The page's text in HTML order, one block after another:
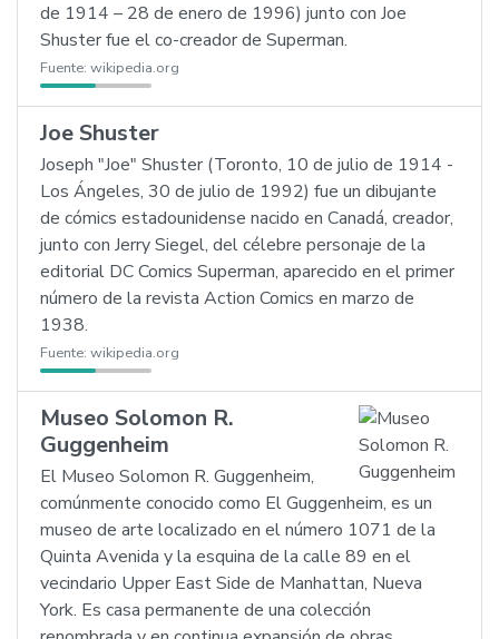
de 1914 – 28 de enero de 1996) junto con Joe
Shuster fue el co-creador de Superman.
Fuente: wikipedia.org
Joe Shuster
Joseph "Joe" Shuster (Toronto, 10 de julio de 1914 -
Los Ángeles, 30 de julio de 1992) fue un dibujante
de cómics estadounidense nacido en Canadá, creador,
junto con Jerry Siegel, del célebre personaje de la
editorial DC Comics Superman, aparecido en el primer
número de la revista Action Comics en marzo de
1938.
Fuente: wikipedia.org
Museo Solomon R.
Guggenheim
El Museo Solomon R. Guggenheim,
comúnmente conocido como El Guggenheim, es un
museo de arte localizado en el número 1071 de la
Quinta Avenida y la esquina de la calle 89 en el
vecindario Upper East Side de Manhattan, Nueva
York. Es casa permanente de una colección